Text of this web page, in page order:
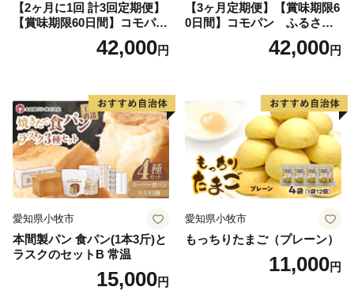
【2ヶ月に1回 計3回定期便】
【賞味期限60日間】コモパ
ン ふるさとクロワッサンセ
ット（計90個）／災害用備蓄
42,000円
【3ヶ月定期便】【賞味期限6
0日間】コモパン ふるさと
クロワッサンセット（計90
個）／災害用備蓄 保存食 非
42,000円
愛知県小牧市
本間製パン 食パン(1本3斤)と
ラスクのセットB 常温
15,000円
愛知県小牧市
もっちりたまご（プレーン）
11,000円